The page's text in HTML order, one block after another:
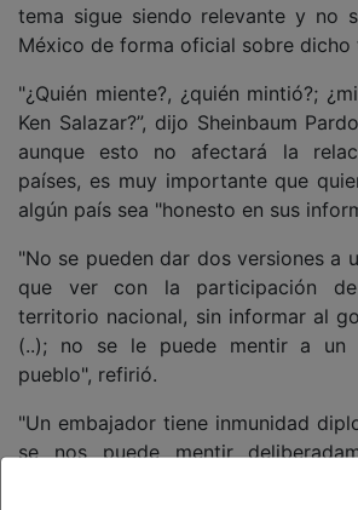
tema sigue siendo relevante y no
México de forma oficial sobre dicho
"¿Quién miente?, ¿quién mintió?;
Ken Salazar?”, dijo Sheinbaum
aunque esto no afectará la
países, es muy importante que
algún país sea "honesto en sus
"No se pueden dar dos versiones a
que ver con la participación
territorio nacional, sin informar al
(..); no se le puede mentir a un
pueblo", refirió.
"Un embajador tiene inmunidad
se nos puede mentir